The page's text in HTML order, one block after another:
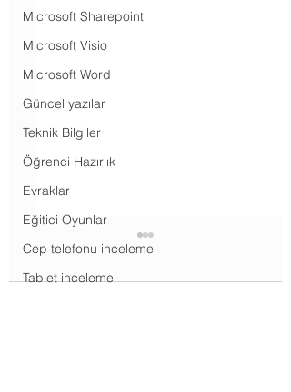
Microsoft Sharepoint
Microsoft Visio
Microsoft Word
Güncel yazılar
Teknik Bilgiler
Öğrenci Hazırlık
Evraklar
Eğitici Oyunlar
Cep telefonu inceleme
Tablet inceleme